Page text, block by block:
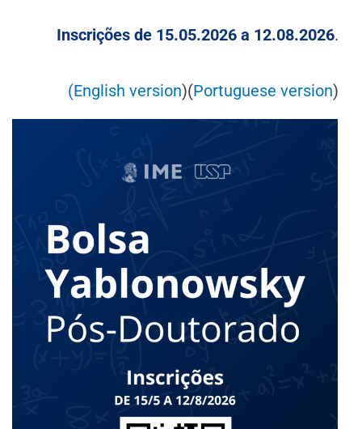
Inscrições de 15.05.2026 a 12.08.2026.
(English version)(Portuguese version)